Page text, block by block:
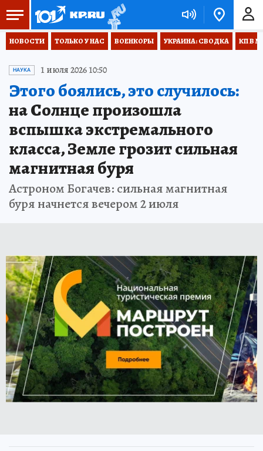
НОВОСТИ ТОЛЬКО У НАС ВОЕНКОРЫ УКРАИНА: СВОДКА КП В
НАУКА 1 июля 2026 10:50
Этого боялись, это случилось:
на Солнце произошла
вспышка экстремального
класса, Земле грозит сильная
магнитная буря
Астроном Богачев: сильная магнитная
буря начнется вечером 2 июля